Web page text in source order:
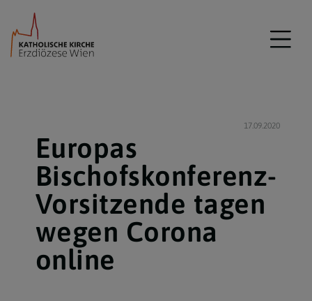
17.09.2020
Europas
Bischofskonferenz-
Vorsitzende tagen
wegen Corona
online